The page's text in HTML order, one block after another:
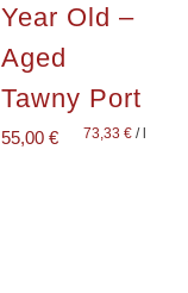
Year Old –
Aged
Tawny Port
55,00 € 73,33€ /l